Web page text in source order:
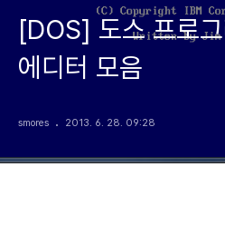
[DOS] 도스 프로
에디터 모음
smores 2013. 6. 28. 09:28